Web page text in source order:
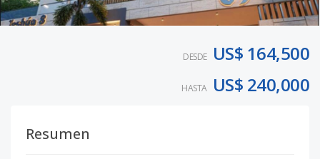
DESDE US$ 164,500
HASTA US$ 240,000
Resumen